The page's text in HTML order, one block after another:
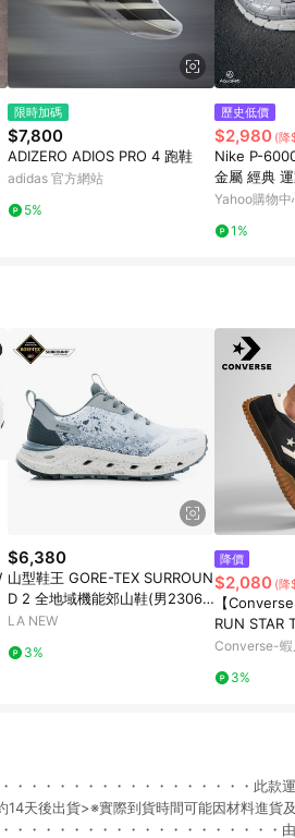
限時加碼
$7,800
ADIZERO ADIOS PRO 4 跑鞋
adidas 官方網站
5%
歷史低價
$2,980 (降
Nike P-
金屬 經典
鞋 CN0149-
Yahoo購物中
1%
$6,380
山型鞋王 GORE-TEX SURROUN
D 2 全地域機能郊山鞋(男23061
4540)
LA NEW
3%
降價
$2,080 (降
【
RUN STAR
黑色德訓鞋
Converse-蝦
3%
・・・・・・・・・・・・・・・・・此款
14天後出貨>※實際到貨時間可能因材料進貨
・・・・・・・・・・・・・・・・・・・